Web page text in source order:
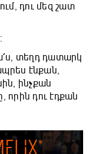
դու մեզ շատ
տեղդ դատարկ
էնքան,
ինչքան
որին դու էդքան